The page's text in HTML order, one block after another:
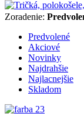
Zoradenie:
Predvolené
Akciové
Novinky
Najdrahšie
Najlacnejšie
Skladom